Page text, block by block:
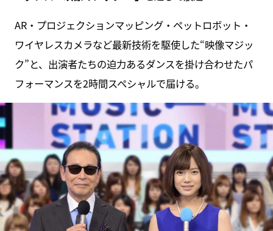
AR・プロジェクションマッピング・ペットロボット・
ワイヤレスカメラなど最新技術を駆使した“映像マジッ
ク”と、出演者たちの迫力あるダンスを掛け合わせたパ
フォーマンスを2時間スペシャルで届ける。